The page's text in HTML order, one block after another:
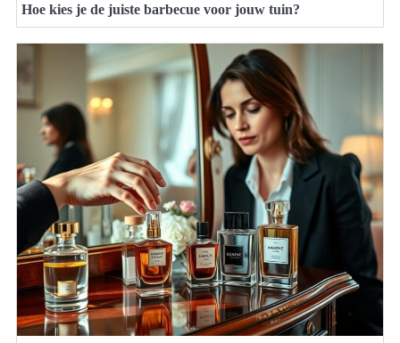
Hoe kies je de juiste barbecue voor jouw tuin?